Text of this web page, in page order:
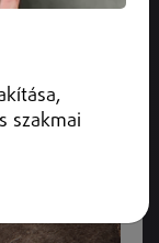
szakmai